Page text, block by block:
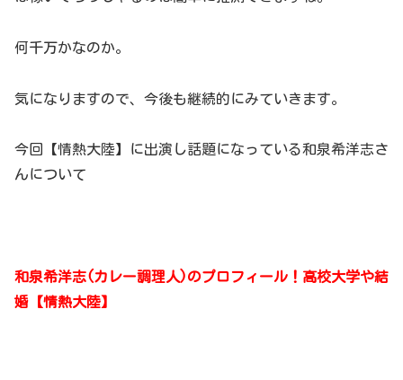
何千万かなのか。
気になりますので、今後も継続的にみていきます。
今回【情熱大陸】に出演し話題になっている和泉希洋志さ
んについて
和泉希洋志(カレー調理人)のプロフィール！高校大学や結
婚【情熱大陸】